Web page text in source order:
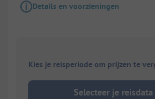
Details en voorzieningen
Kies je reisperiode om prijzen te
Selecteer je reisdata